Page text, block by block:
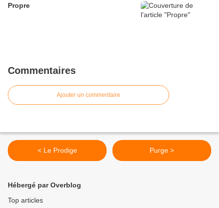
Propre
Commentaires
Ajouter un commentaire
< Le Prodige Purge >
Hébergé par Overblog
Top articles